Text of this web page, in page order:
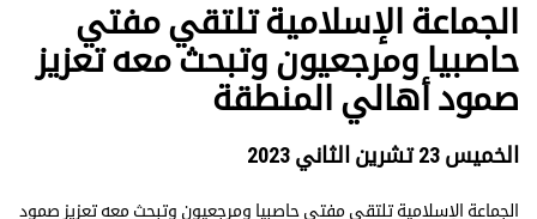
الجماعة الإسلامية تلتقي مفتي
حاصبيا ومرجعيون وتبحث معه تعزيز
صمود أهالي المنطقة
الخميس 23 تشرين الثاني 2023
الجماعة الإسلامية تلتقي مفتي حاصبيا ومرجعيون وتبحث معه تعزيز صمود